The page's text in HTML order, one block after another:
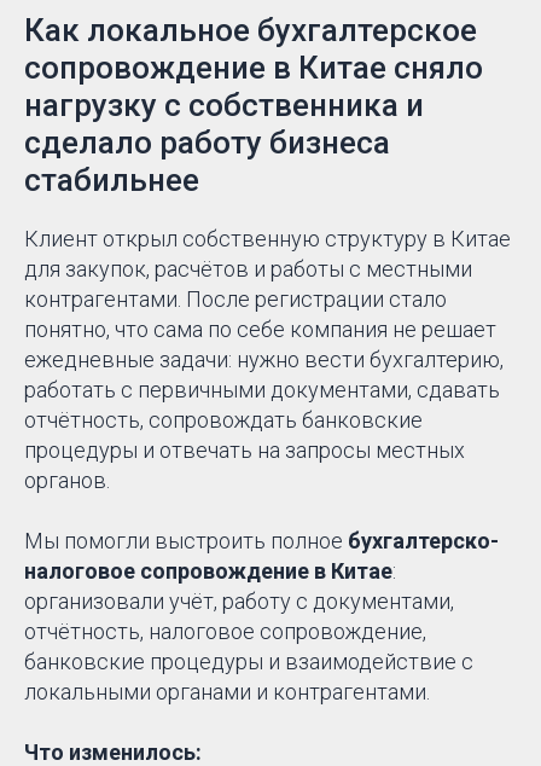
Как локальное бухгалтерское
сопровождение в Китае сняло
нагрузку с собственника и
сделало работу бизнеса
стабильнее
Клиент открыл собственную структуру в Китае
для закупок, расчётов и работы с местными
контрагентами. После регистрации стало
понятно, что сама по себе компания не решает
ежедневные задачи: нужно вести бухгалтерию,
работать с первичными документами, сдавать
отчётность, сопровождать банковские
процедуры и отвечать на запросы местных
органов.
Мы помогли выстроить полное бухгалтерско-
налоговое сопровождение в Китае:
организовали учёт, работу с документами,
отчётность, налоговое сопровождение,
банковские процедуры и взаимодействие с
локальными органами и контрагентами.
Что изменилось: